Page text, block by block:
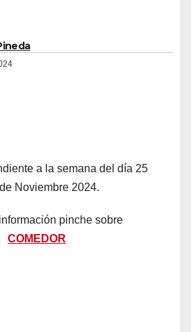
a la semana del día 25
Noviembre 2024.
pinche sobre
COMEDOR